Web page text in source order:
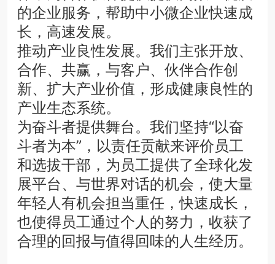
的企业服务，帮助中小微企业快速成
长，高速发展。
推动产业良性发展。我们主张开放、
合作、共赢，与客户、伙伴合作创
新、扩大产业价值，形成健康良性的
产业生态系统。
为奋斗者提供舞台。我们坚持“以奋
斗者为本”，以责任贡献来评价员工
和选拔干部，为员工提供了全球化发
展平台、与世界对话的机会，使大量
年轻人有机会担当重任，快速成长，
也使得员工通过个人的努力，收获了
合理的回报与值得回味的人生经历。